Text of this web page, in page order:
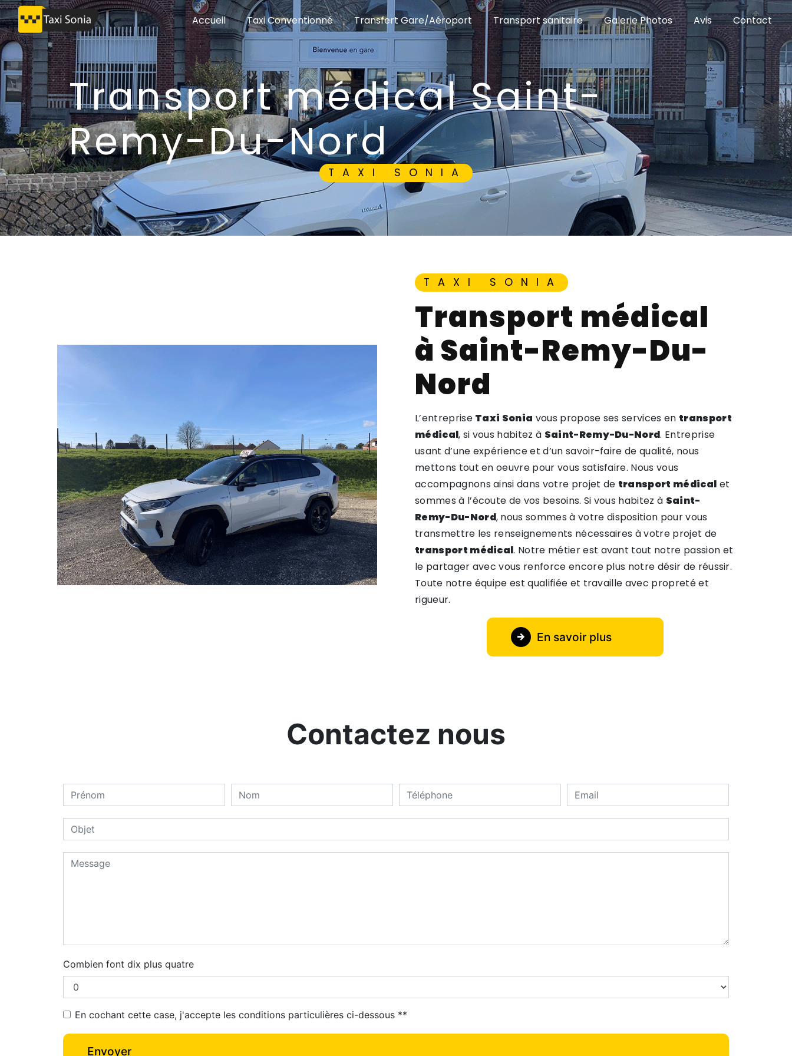
Accueil Taxi Conventionné Transfert Gare/Aéroport Transport sanitaire Galerie Photos Avis Contact
transport médical Saint-
Remy-Du-Nord
TAXI SONIA
TAXI SONIA
transport médical
à Saint-Remy-Du-
Nord
L’entreprise Taxi Sonia vous propose ses services en transport
médical, si vous habitez à Saint-Remy-Du-Nord. Entreprise
usant d’une expérience et d’un savoir-faire de qualité, nous
mettons tout en oeuvre pour vous satisfaire. Nous vous
accompagnons ainsi dans votre projet de transport médical et
sommes à l’écoute de vos besoins. Si vous habitez à Saint-
Remy-Du-Nord, nous sommes à votre disposition pour vous
transmettre les renseignements nécessaires à votre projet de
transport médical. Notre métier est avant tout notre passion et
le partager avec vous renforce encore plus notre désir de réussir.
Toute notre équipe est qualifiée et travaille avec propreté et
rigueur.
En savoir plus
Contactez nous
Combien font dix plus quatre
En cochant cette case, j'accepte les conditions particulières ci-dessous **
Envoyer
Panneau de gestion des cookies